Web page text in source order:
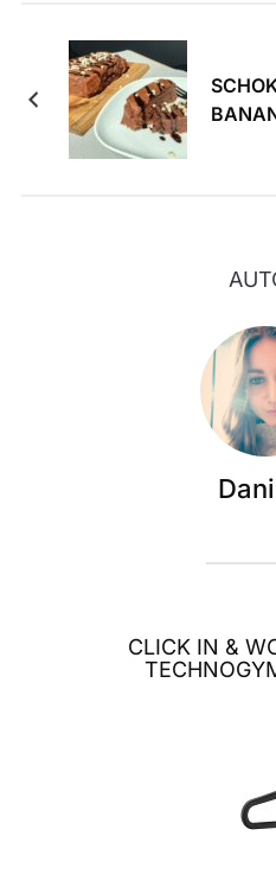
CLICK IN &